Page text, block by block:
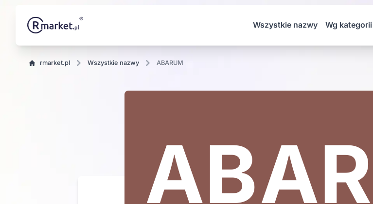
Wszystkie nazwy Wg kategorii
rmarket.pl wszystkie nazwy ABARUM